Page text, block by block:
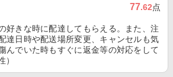
77.62点
好きな時に配達してもらえる。また、注
達日時や配送場所変更、キャンセルも気
んでいた時もすぐに返金等の対応をして
）